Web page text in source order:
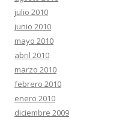
julio 2010
junio 2010
mayo 2010
abril 2010
marzo 2010
febrero 2010
enero 2010
diciembre 2009